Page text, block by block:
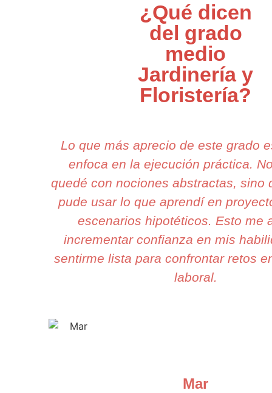
¿Qué dicen
del grado
medio
Jardinería y
Floristería?
Lo que más aprecio de este grado
enfoca en la ejecución práctica.
quedé con nociones abstractas, sino
pude usar lo que aprendí en
escenarios hipotéticos. Esto me
incrementar confianza en mis
sentirme lista para confrontar retos
laboral.
Mar